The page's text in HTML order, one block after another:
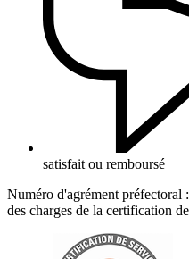
satisfait ou remboursé
Numéro d'agrément préfectoral
des charges de la certification